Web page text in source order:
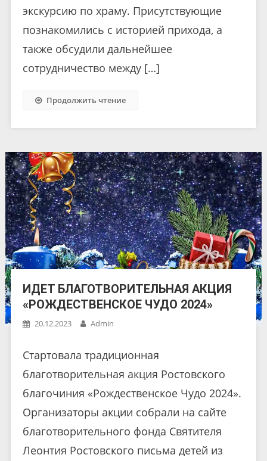
экскурсию по храму. Присутствующие
познакомились с историей прихода, а
также обсудили дальнейшее
сотрудничество между […]
Продолжить чтение
ИДЕТ БЛАГОТВОРИТЕЛЬНАЯ АКЦИЯ
«РОЖДЕСТВЕНСКОЕ ЧУДО 2024»
20.12.2023 Admin
Стартовала традиционная
благотворительная акция Ростовского
благочиния «Рождественское Чудо 2024».
Организаторы акции собрали на сайте
благотворительного фонда Святителя
Леонтия Ростовского письма детей из